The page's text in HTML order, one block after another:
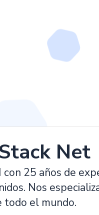
Net
25 años de
Nos
todo el mundo.